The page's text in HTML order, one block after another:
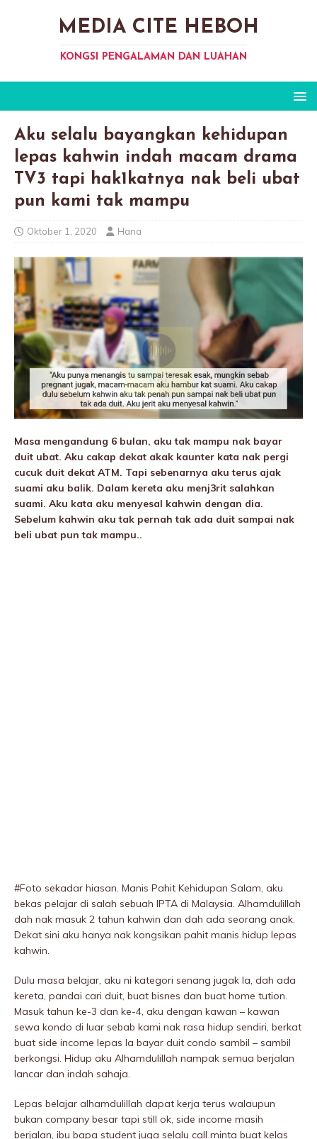
MEDIA CITE HEBOH
KONGSI PENGALAMAN DAN LUAHAN
Aku selalu bayangkan kehidupan
lepas kahwin indah macam drama
TV3 tapi hak1katnya nak beli ubat
pun kami tak mampu
Oktober 1, 2020 Hana
Masa mengandung 6 bulan, aku tak mampu nak bayar
duit ubat. Aku cakap dekat akak kaunter kata nak pergi
cucuk duit dekat ATM. Tapi sebenarnya aku terus ajak
suami aku balik. Dalam kereta aku menj3rit salahkan
suami. Aku kata aku menyesal kahwin dengan dia.
Sebelum kahwin aku tak pernah tak ada duit sampai nak
beli ubat pun tak mampu..
#Foto sekadar hiasan. Manis Pahit Kehidupan Salam, aku
bekas pelajar di salah sebuah IPTA di Malaysia. Alhamdulillah
dah nak masuk 2 tahun kahwin dan dah ada seorang anak.
Dekat sini aku hanya nak kongsikan pahit manis hidup lepas
kahwin.
Dulu masa belajar, aku ni kategori senang jugak la, dah ada
kereta, pandai cari duit, buat bisnes dan buat home tution.
Masuk tahun ke-3 dan ke-4, aku dengan kawan – kawan
sewa kondo di luar sebab kami nak rasa hidup sendiri, berkat
buat side income lepas la bayar duit condo sambil – sambil
berkongsi. Hidup aku Alhamdulillah nampak semua berjalan
lancar dan indah sahaja.
Lepas belajar alhamdulillah dapat kerja terus walaupun
bukan company besar tapi still ok, side income masih
berjalan, ibu bapa student juga selalu call minta buat kelas